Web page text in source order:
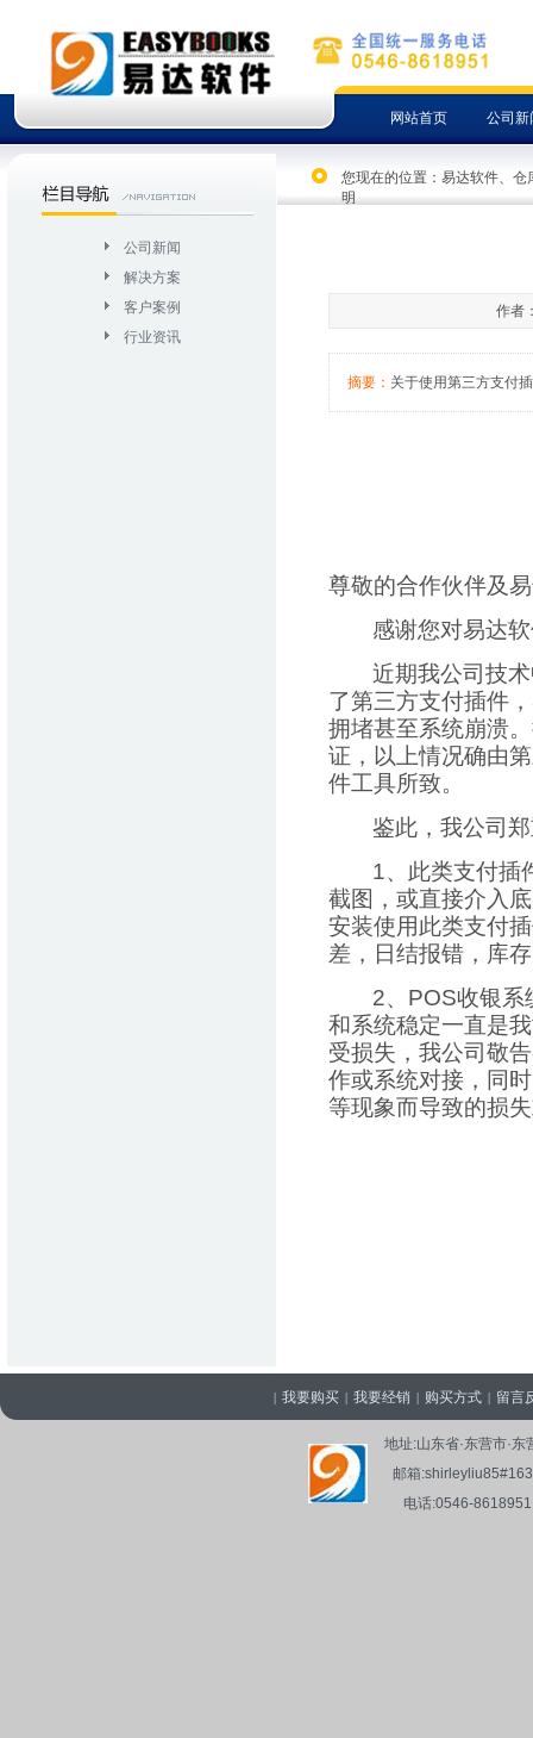
网站首页 公司新
您现在的位置： 易达软件、仓
明
公司新闻
解决方案
客户案例
行业资讯
作者
摘要： 关于使用第三方支付
尊敬的合作伙伴及
感谢您对易达
近期我公司技
了第三方支付插件
拥堵甚至系统崩溃
证，以上情况确由
件工具所致。
鉴此，我公司
1、此类支付插
截图，或直接介入
安装使用此类支付
差，日结报错，库
2、 POS收银系
和系统稳定一直是
受损失，我公司敬
作或系统对接，同
等现象而导致的损
地址:山东省·东营市
邮箱
电话:0546-
| 我要购买 | 我要经销 | 购买方式 | 留言